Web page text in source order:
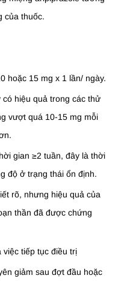
của thuốc.
hoặc 15 mg x 1 lần/ ngày.
hiệu quả trong các thử
vượt quá 10-15 mg mỗi
gian ≥2 tuần, đây là thời
độ ở trạng thái ổn định.
rõ, nhưng hiệu quả của
thần đã được chứng
việc tiếp tục điều trị
giảm sau đợt đầu hoặc